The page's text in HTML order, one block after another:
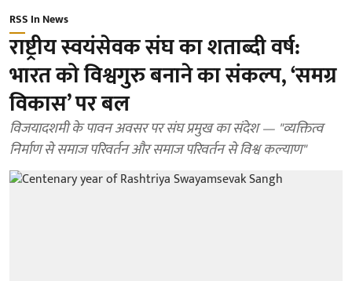
RSS In News
राष्ट्रीय स्वयंसेवक संघ का शताब्दी वर्ष:
भारत को विश्वगुरु बनाने का संकल्प, ‘समग्र
विकास’ पर बल
विजयादशमी के पावन अवसर पर संघ प्रमुख का संदेश — "व्यक्तित्व
निर्माण से समाज परिवर्तन और समाज परिवर्तन से विश्व कल्याण"